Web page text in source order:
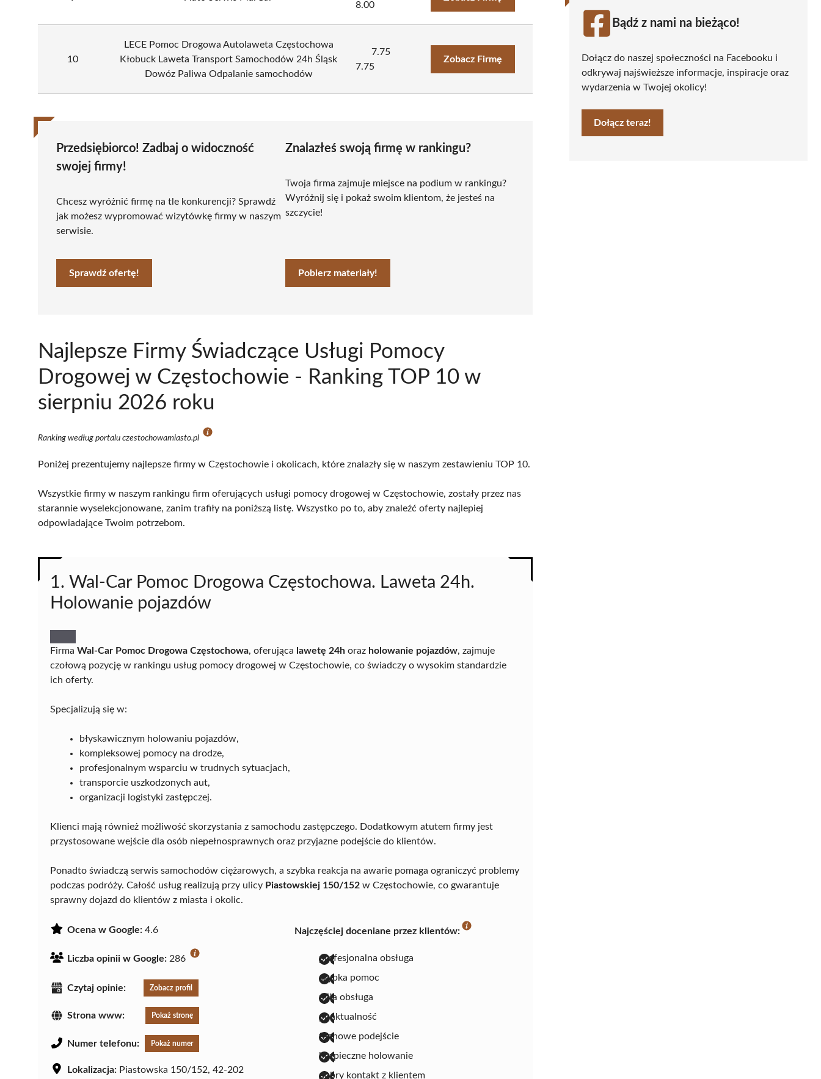
8.00
10
LECE Pomoc Drogowa Autolaweta Częstochowa
Kłobuck Laweta Transport Samochodów 24h Śląsk
Dowóz Paliwa Odpalanie samochodów
7.75
7.75
Zobacz Firmę
Przedsiębiorco! Zadbaj o widoczność
swojej firmy!
Chcesz wyróżnić firmę na tle konkurencji? Sprawdź
jak możesz wypromować wizytówkę firmy w naszym
serwisie.
Sprawdź ofertę!
Znalazłeś swoją firmę w rankingu?
Twoja firma zajmuje miejsce na podium w rankingu?
Wyróżnij się i pokaż swoim klientom, że jesteś na
szczycie!
Pobierz materiały!
Najlepsze Firmy Świadczące Usługi Pomocy
Drogowej w Częstochowie - Ranking TOP 10 w
sierpniu 2026 roku
Ranking według portalu czestochowamiasto.pl
Poniżej prezentujemy najlepsze firmy w Częstochowie i okolicach, które znalazły się w naszym zestawieniu TOP 10.
Wszystkie firmy w naszym rankingu firm oferujących usługi pomocy drogowej w Częstochowie, zostały przez nas
starannie wyselekcjonowane, zanim trafiły na poniższą listę. Wszystko po to, aby znaleźć oferty najlepiej
odpowiadające Twoim potrzebom.
1. Wal-Car Pomoc Drogowa Częstochowa. Laweta 24h.
Holowanie pojazdów
Firma Wal-Car Pomoc Drogowa Częstochowa, oferująca lawetę 24h oraz holowanie pojazdów, zajmuje
czołową pozycję w rankingu usług pomocy drogowej w Częstochowie, co świadczy o wysokim standardzie
ich oferty.
Specjalizują się w:
błyskawicznym holowaniu pojazdów,
kompleksowej pomocy na drodze,
profesjonalnym wsparciu w trudnych sytuacjach,
transporcie uszkodzonych aut,
organizacji logistyki zastępczej.
Klienci mają również możliwość skorzystania z samochodu zastępczego. Dodatkowym atutem firmy jest
przystosowane wejście dla osób niepełnosprawnych oraz przyjazne podejście do klientów.
Ponadto świadczą serwis samochodów ciężarowych, a szybka reakcja na awarie pomaga ograniczyć problemy
podczas podróży. Całość usług realizują przy ulicy Piastowskiej 150/152 w Częstochowie, co gwarantuje
sprawny dojazd do klientów z miasta i okolic.
Ocena w Google: 4.6
Liczba opinii w Google: 286
Czytaj opinie: Zobacz profil
Strona www: Pokaż stronę
Numer telefonu: Pokaż numer
Lokalizacja: Piastowska 150/152, 42-202
Najczęściej doceniane przez klientów:
profesjonalna obsługa
szybka pomoc
miła obsługa
punktualność
fachowe podejście
bezpieczne holowanie
dobry kontakt z klientem
Bądź z nami na bieżąco!
Dołącz do naszej społeczności na Facebooku i
odkrywaj najświeższe informacje, inspiracje oraz
wydarzenia w Twojej okolicy!
Dołącz teraz!